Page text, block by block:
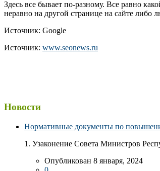
Здесь все бывает по-разному. Все равно
неравно на другой странице на сайте либо
Источник: Google
Источник: www.seonews.ru
Новости
Нормативные документы по
1. Узаконение Совета Министров
Опубликован 8 января, 2024